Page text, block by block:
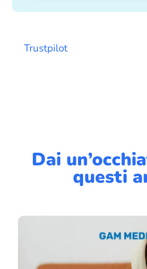
Trustpilot
Dai
questi